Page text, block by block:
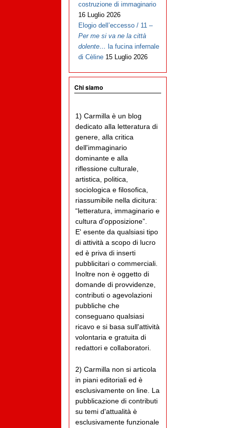
costruzione di immaginario
16 Luglio 2026
Elogio dell’eccesso / 11 –
Per me si va ne la città
dolente… la fucina infernale
di Cèline 15 Luglio 2026
Chi siamo
1) Carmilla è un blog
dedicato alla letteratura di
genere, alla critica
dell'immaginario
dominante e alla
riflessione culturale,
artistica, politica,
sociologica e filosofica,
riassumibile nella dicitura:
“letteratura, immaginario e
cultura d'opposizione”.
E' esente da qualsiasi tipo
di attività a scopo di lucro
ed è priva di inserti
pubblicitari o commerciali.
Inoltre non è oggetto di
domande di provvidenze,
contributi o agevolazioni
pubbliche che
conseguano qualsiasi
ricavo e si basa sull'attività
volontaria e gratuita di
redattori e collaboratori.
2) Carmilla non si articola
in piani editoriali ed è
esclusivamente on line. La
pubblicazione di contributi
su temi d'attualità è
esclusivamente funzionale